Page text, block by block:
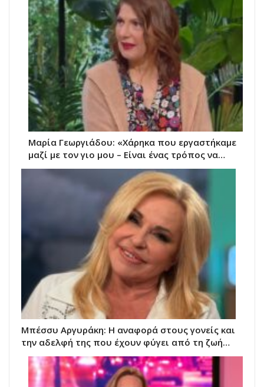
Μαρία Γεωργιάδου: «Χάρηκα που εργαστήκαμε
μαζί με τον γιο μου – Είναι ένας τρόπος να…
Μπέσσυ Αργυράκη: Η αναφορά στους γονείς και
την αδελφή της που έχουν φύγει από τη ζωή…